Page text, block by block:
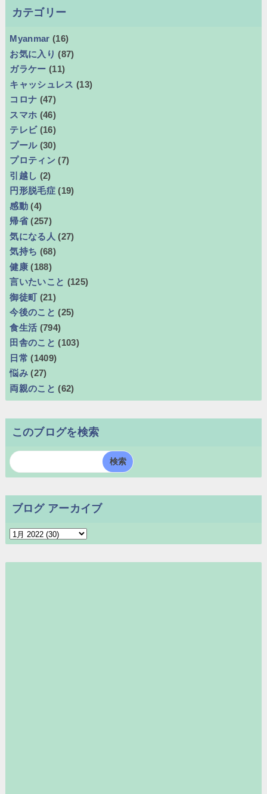
カテゴリー
Myanmar (16)
お気に入り (87)
ガラケー (11)
キャッシュレス (13)
コロナ (47)
スマホ (46)
テレビ (16)
プール (30)
プロティン (7)
引越し (2)
円形脱毛症 (19)
感動 (4)
帰省 (257)
気になる人 (27)
気持ち (68)
健康 (188)
言いたいこと (125)
御徒町 (21)
今後のこと (25)
食生活 (794)
田舎のこと (103)
日常 (1409)
悩み (27)
両親のこと (62)
このブログを検索
ブログ アーカイブ